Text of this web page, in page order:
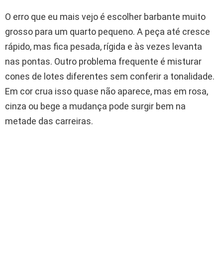
O erro que eu mais vejo é escolher barbante muito
grosso para um quarto pequeno. A peça até cresce
rápido, mas fica pesada, rígida e às vezes levanta
nas pontas. Outro problema frequente é misturar
cones de lotes diferentes sem conferir a tonalidade.
Em cor crua isso quase não aparece, mas em rosa,
cinza ou bege a mudança pode surgir bem na
metade das carreiras.